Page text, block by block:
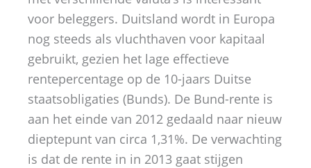
voor beleggers. Duitsland wordt in Europa
nog steeds als vluchthaven voor kapitaal
gebruikt, gezien het lage effectieve
rentepercentage op de 10-jaars Duitse
staatsobligaties (Bunds). De Bund-rente is
aan het einde van 2012 gedaald naar nieuw
dieptepunt van circa 1,31%. De verwachting
is dat de rente in in 2013 gaat stijgen